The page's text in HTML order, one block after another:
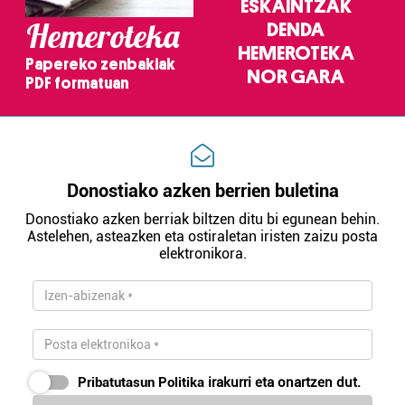
pertsonalizatuak eskaintzeko, iragarkiak eta edukia
neurtzeko, jendeari buruzko informazioa biltzeko eta
produktuak garatzeko. Zure datuak nork eta zertarako
erabiltzen dituen hauta dezakezu.
Bazkide batzuek ez dizute baimenik eskatzen, eta beren
bazkideen zerrenda, beren ustez zein helburutarako
duten interes legitimoa eta horren aurka nola egin
Lortu zure datu pertsonalak prozesatzeko moduari
datuen atalean. Edozein unetan alda edo ken dezakezu
zure baimena Cookieen adierazpenean.
Webgune honek cookie propioak eta hirugarrenen cookie-
fitxategiak erabiltzen ditu. Zure esperientzia eta
zerbitzuak hobetzeko asmoz, cookie teknologiaz
Hemeroteka
Papereko zenbakiak
PDF formatuan
ESKAINTZAK
DENDA
HEMEROTEKA
NOR GARA
Donostiako azken berrien buletina
Donostiako azken berriak biltzen ditu bi egunean behin.
Astelehen, asteazken eta ostiraletan iristen zaizu posta
elektronikora.
Pribatutasun Politika irakurri eta onartzen dut.